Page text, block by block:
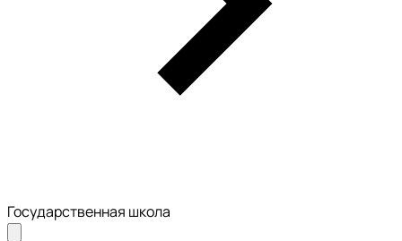
Государственная школа